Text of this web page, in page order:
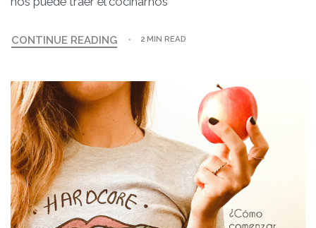
CONTINUE READING 2 MIN READ